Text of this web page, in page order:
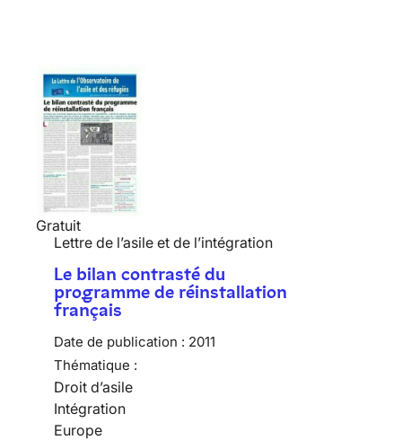
Gratuit
Lettre de l’asile et de l’intégration
Le bilan contrasté du
programme de réinstallation
français
Date de publication : 2011
Thématique :
Droit d’asile
Intégration
Europe